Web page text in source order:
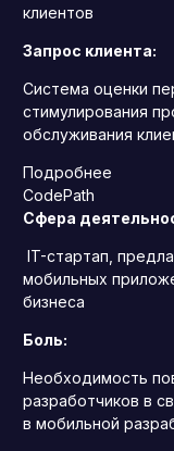
клиентов
Запрос клиента:
Система оценки
стимулирования
обслуживания
Подробнее
CodePath
Сфера
IT-стартап,
мобильных
бизнеса
Боль:
Необходимость
разработчиков в
в мобильной